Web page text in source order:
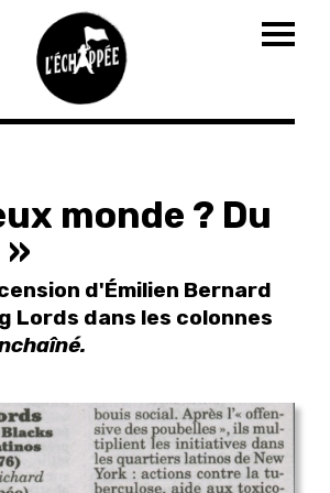
monde ? Du
»
d'Émilien Bernard
Lords dans les colonnes